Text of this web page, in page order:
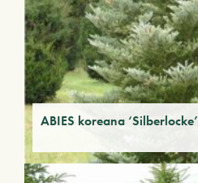
ABIES koreana ‘Silberlocke’